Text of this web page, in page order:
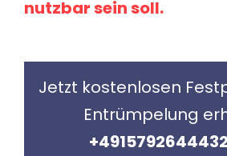
nutzbar sein soll.
Jetzt kostenlosen
Entrümpelung
+4915792644432